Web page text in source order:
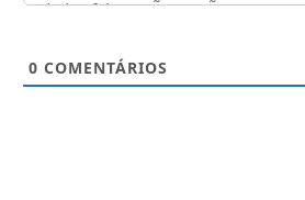
0 COMENTÁRIOS